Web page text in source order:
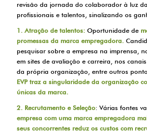
revisão da jornada do colaborador à luz
profissionais e talentos, sinalizando os
1. Atração de talentos:Oportunidade de
promessas da marca empregadora.
pesquisar sobre a empresa na imprensa,
em sites de avaliação e carreira, nos
da própria organização, entre outros
EVP traz a singularidade da organização
únicas da marca.
2. Recrutamento e Seleção: Várias fontes
empresa com uma marca empregadora
seus concorrentes reduz os custos com